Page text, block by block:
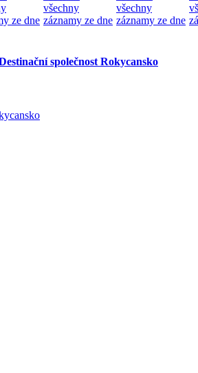
ze dne
všechny
záznamy ze dne
všechny
záznamy ze dne
společnost Rokycansko